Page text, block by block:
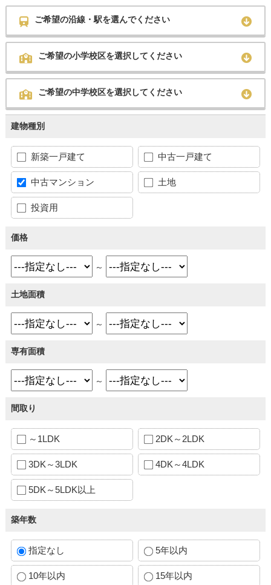
ご希望の沿線・駅を選んでください
ご希望の小学校区を選択してください
ご希望の中学校区を選択してください
建物種別
新築一戸建て 中古一戸建て
中古マンション 土地
投資用
価格
～
土地面積
～
専有面積
～
間取り
～1LDK 2DK～2LDK
3DK～3LDK 4DK～4LDK
5DK～5LDK以上
築年数
指定なし 5年以内
10年以内 15年以内